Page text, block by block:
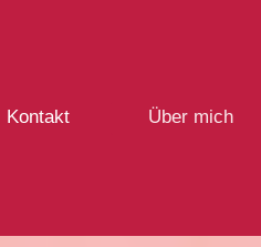
Kontakt Über mich